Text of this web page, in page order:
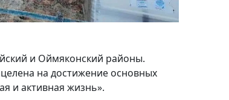
и Оймяконский районы.
на достижение основных
и активная жизнь».